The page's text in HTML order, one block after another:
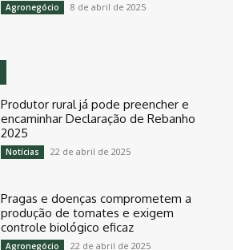
Agronegócio 8 de abril de 2025
Produtor rural já pode preencher e
encaminhar Declaração de Rebanho
2025
Notícias 22 de abril de 2025
Pragas e doenças comprometem a
produção de tomates e exigem
controle biológico eficaz
Agronegócio 22 de abril de 2025